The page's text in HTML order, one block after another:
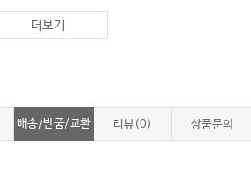
더보기
배송/반품/교환 리뷰(0) 상품문의